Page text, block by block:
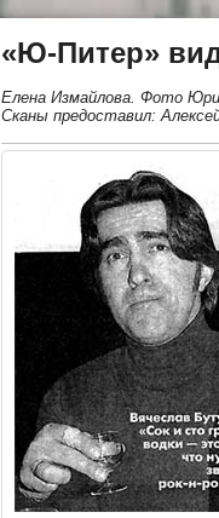
«Ю-Питер»
Елена Измайлова. Фото
Сканы предоставил: